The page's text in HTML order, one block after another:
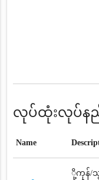
လုပ်ထုံးလုပ်နည်
Name
ကုန်/သွ